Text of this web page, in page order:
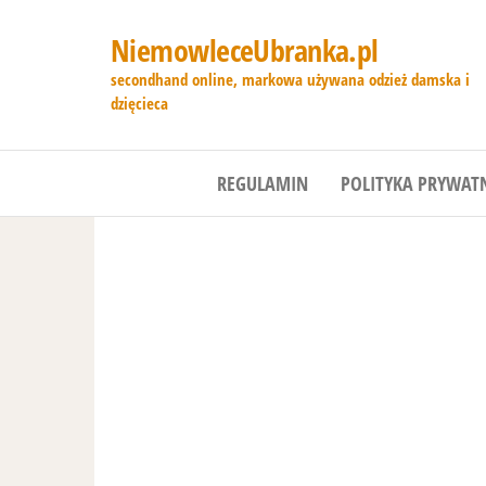
NiemowleceUbranka.pl
secondhand online, markowa używana odzież damska i
dzięcieca
REGULAMIN POLITYKA